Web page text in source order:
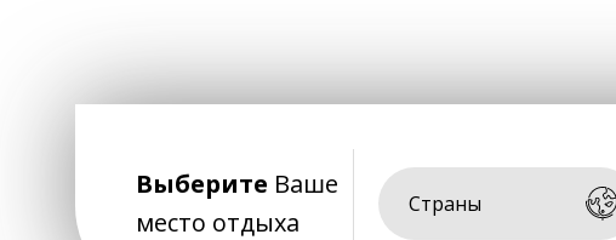
Выберите Ваше
место отдыха
Страны